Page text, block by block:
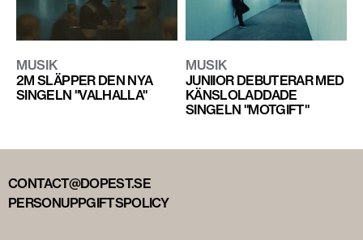
MUSIK
2M SLÄPPER DEN NYA
SINGELN "VALHALLA"
MUSIK
JUNIIOR DEBUTERAR MED
KÄNSLOLADDADE
SINGELN "MOTGIFT"
CONTACT@DOPEST.SE
PERSONUPPGIFTSPOLICY